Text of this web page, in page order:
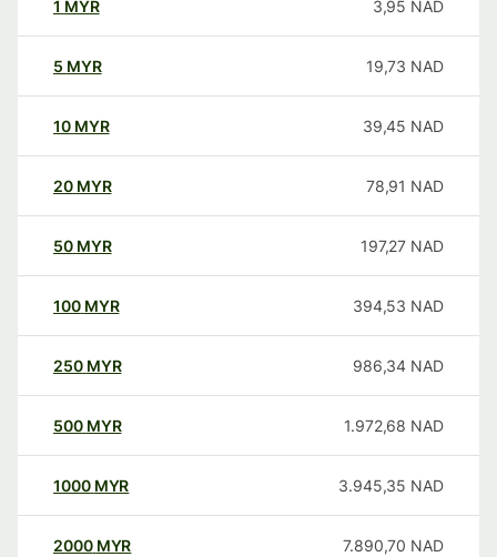
1 MYR 3,95 NAD
5 MYR 19,73 NAD
10 MYR 39,45 NAD
20 MYR 78,91 NAD
50 MYR 197,27 NAD
100 MYR 394,53 NAD
250 MYR 986,34 NAD
500 MYR 1.972,68 NAD
1000 MYR 3.945,35 NAD
2000 MYR 7.890,70 NAD